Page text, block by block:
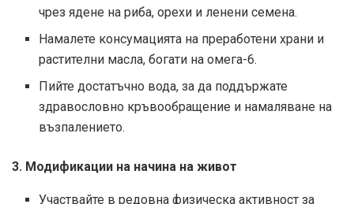
чрез ядене на риба, орехи и ленени семена.
Намалете консумацията на преработени храни и
растителни масла, богати на омега-6.
Пийте достатъчно вода, за да поддържате
здравословно кръвообращение и намаляване на
възпалението.
3. Модификации на начина на живот
Участвайте в редовна физическа активност за